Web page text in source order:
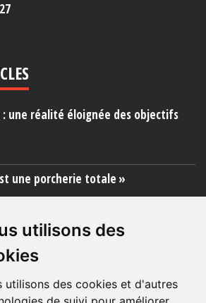
utilisons des
utilisons des cookies et d'autres
: une réalité éloignée des objectifs
une porcherie totale »
: une faillite collective